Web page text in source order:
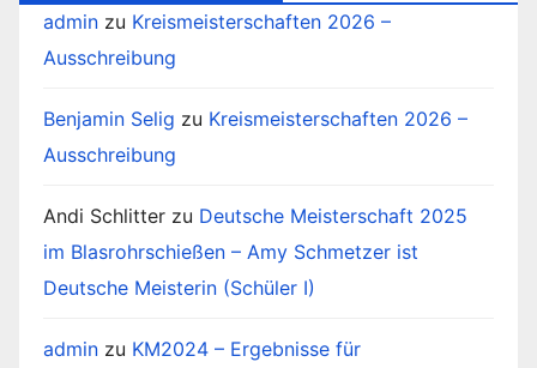
admin zu Kreismeisterschaften 2026 –
Ausschreibung
Benjamin Selig zu Kreismeisterschaften 2026 –
Ausschreibung
Andi Schlitter zu Deutsche Meisterschaft 2025
im Blasrohrschießen – Amy Schmetzer ist
Deutsche Meisterin (Schüler I)
admin zu KM2024 – Ergebnisse für